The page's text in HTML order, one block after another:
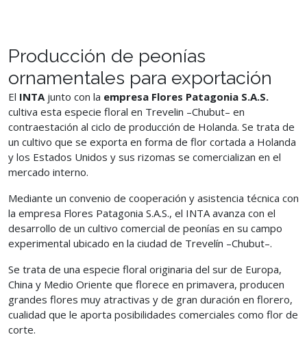
Producción de peonías
ornamentales para exportación
El INTAjunto con la empresa Flores Patagonia S.A.S.
cultiva esta especie floral en Trevelin –Chubut– en
contraestación al ciclo de producción de Holanda. Se trata de
un cultivo que se exporta en forma de flor cortada a Holanda
y los Estados Unidos y sus rizomas se comercializan en el
mercado interno.
Mediante un convenio de cooperación y asistencia técnica con
la empresa Flores Patagonia S.A.S., el INTA avanza con el
desarrollo de un cultivo comercial de peonías en su campo
experimental ubicado en la ciudad de Trevelín –Chubut–.
Se trata de una especie floral originaria del sur de Europa,
China y Medio Oriente que florece en primavera, producen
grandes flores muy atractivas y de gran duración en florero,
cualidad que le aporta posibilidades comerciales como flor de
corte.